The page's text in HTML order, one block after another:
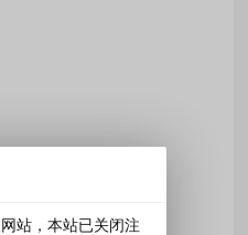
Studio
站，本站已关闭注